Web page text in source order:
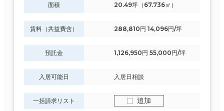
面積 20.49坪（67.736㎡）
賃料（共益費含） 288,810円 14,096円/坪
預託金 1,126,950円 55,000円/坪
入居可能日 入居日相談
一括請求リスト 追加